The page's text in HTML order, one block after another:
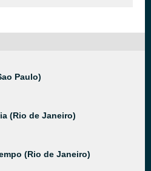
Paulo)
(Rio de Janeiro)
(Rio de Janeiro)